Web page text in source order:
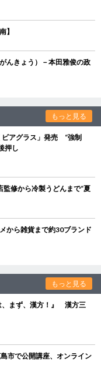
】
んきょう）－本田雅俊の政
もっと見る
ビアグラス」発売 “強制
押し
修から冷製うどんまで“夏
から雑貨まで約30ブランド
もっと見る
、まず、漢方！』 漢方三
市で公開講座、オンライン